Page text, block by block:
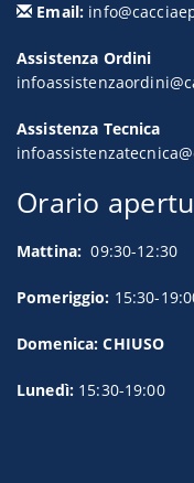
Email:
Assistenza Ordini
Assistenza Tecnica
Orario
Mattina: 09:30-12:30
Pomeriggio: 15:30-
Domenica: CHIUSO
Lunedì: 15:30-19:00